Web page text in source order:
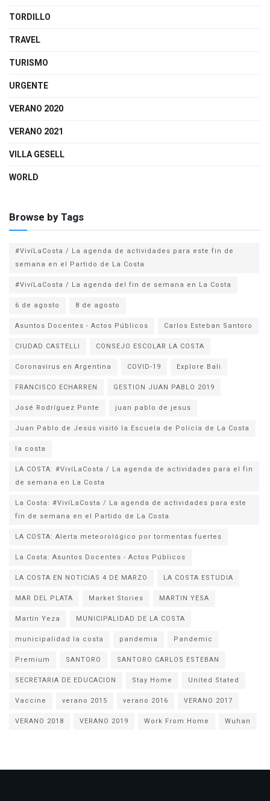
TORDILLO
TRAVEL
TURISMO
URGENTE
VERANO 2020
VERANO 2021
VILLA GESELL
WORLD
Browse by Tags
#VivíLaCosta / La agenda de actividades para este fin de
semana en el Partido de La Costa
#VivíLaCosta / La agenda del fin de semana en La Costa
6 de agosto
8 de agosto
Asuntos Docentes - Actos Públicos
Carlos Esteban Santoro
CIUDAD CASTELLI
CONSEJO ESCOLAR LA COSTA
Coronavirus en Argentina
COVID-19
Explore Bali
FRANCISCO ECHARREN
GESTION JUAN PABLO 2019
José Rodríguez Ponte
juan pablo de jesus
la costa
LA COSTA: #VivíLaCosta / La agenda de actividades para el fin
de semana en La Costa
La Costa: #VivíLaCosta / La agenda de actividades para este
fin de semana en el Partido de La Costa
LA COSTA: Alerta meteorológico por tormentas fuertes
La Costa: Asuntos Docentes - Actos Públicos
LA COSTA EN NOTICIAS 4 DE MARZO
LA COSTA ESTUDIA
MAR DEL PLATA
Market Stories
MARTIN YESA
Martín Yeza
MUNICIPALIDAD DE LA COSTA
municipalidad la costa
pandemia
Pandemic
Premium
SANTORO
SANTORO CARLOS ESTEBAN
SECRETARIA DE EDUCACION
Stay Home
United Stated
Vaccine
verano 2015 verano 2016
VERANO 2017
VERANO 2018
VERANO 2019 Work From Home Wuhan